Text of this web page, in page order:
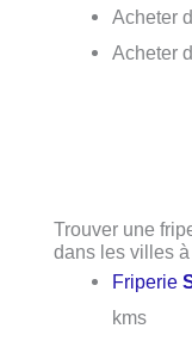
Acheter
Acheter
Trouver une
dans les villes
Friperie
kms